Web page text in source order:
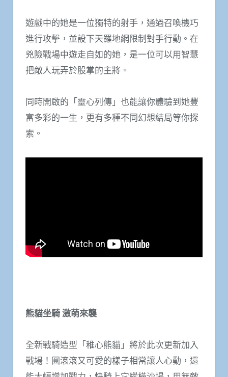
遊戲中的她是一位獨特的射手，通過召喚機巧
進行攻擊，並設下天羅地網限制對手行動。在
兇險戰場中遊走自如的她，是一位可以用智慧
把敵人玩弄於股掌的主將。
同時開啟的「靈心列傳」也能讓你體驗到她豐
富多彩的一生，更有多種不同幻想結局等你探
索。
熊貓坐騎 激萌來襲
全新戰騎造型「稚心熊貓」將於此次更新加入
戰場！圓滾滾又可愛的樣子相當讓人心動，還